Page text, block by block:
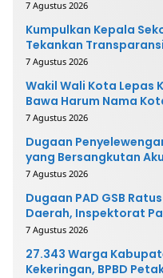
7 Agustus 2026
Kumpulkan Kepala
Tekankan
7 Agustus 2026
Wakil Wali Kota Lepas
Bawa Harum Nama
7 Agustus 2026
Dugaan
yang Bersangkutan
Mengembalikan Uang
7 Agustus 2026
Dugaan PAD GSB
Daerah, Inspektorat
7 Agustus 2026
27.343 Warga
Kekeringan, BPBD